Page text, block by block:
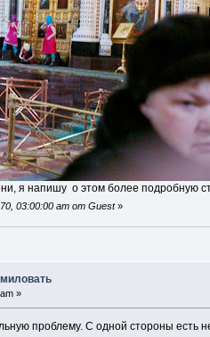
я напишу о этом более подробную
03:00:00 am от Guest»
»
проблему. С одной стороны есть